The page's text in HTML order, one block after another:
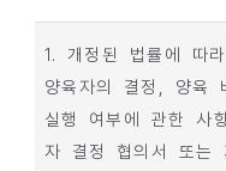
1. 개정된 법률에 따
양육자의 결정, 양육
실행 여부에 관한 사
자 결정 협의서 또는